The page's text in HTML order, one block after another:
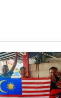
r
i
m
a
s
u